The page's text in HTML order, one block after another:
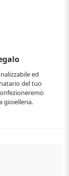
ed
del tuo
gioielleria.